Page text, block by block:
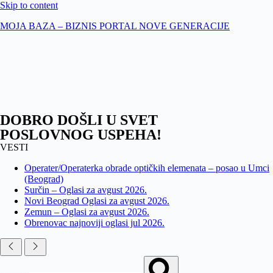
Skip to content
MOJA BAZA – BIZNIS PORTAL NOVE GENERACIJE
DOBRO DOŠLI U SVET
POSLOVNOG USPEHA!
VESTI
Operater/Operaterka obrade optičkih elemenata – posao u Umci
(Beograd)
Surčin – Oglasi za avgust 2026.
Novi Beograd Oglasi za avgust 2026.
Zemun – Oglasi za avgust 2026.
Obrenovac najnoviji oglasi jul 2026.